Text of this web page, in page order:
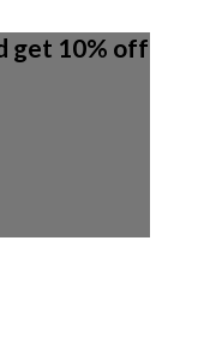
get 10% off